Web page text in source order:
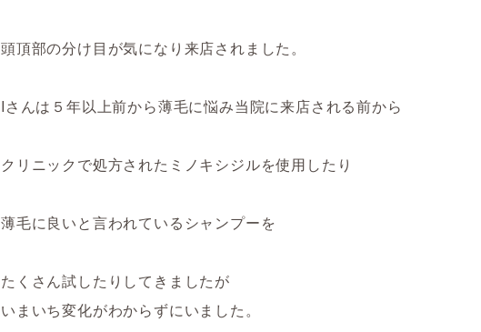
頭頂部の分け目が気になり来店されました。
Iさんは５年以上前から薄毛に悩み当院に来店される前から
クリニックで処方されたミノキシジルを使用したり
薄毛に良いと言われているシャンプーを
たくさん試したりしてきましたが
いまいち変化がわからずにいました。